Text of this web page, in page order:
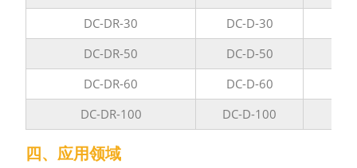
DC-DR-30
DC-D-30
DC-DR-50
DC-D-50
DC-DR-60
DC-D-60
DC-DR-100
DC-D-100
四、应用领域